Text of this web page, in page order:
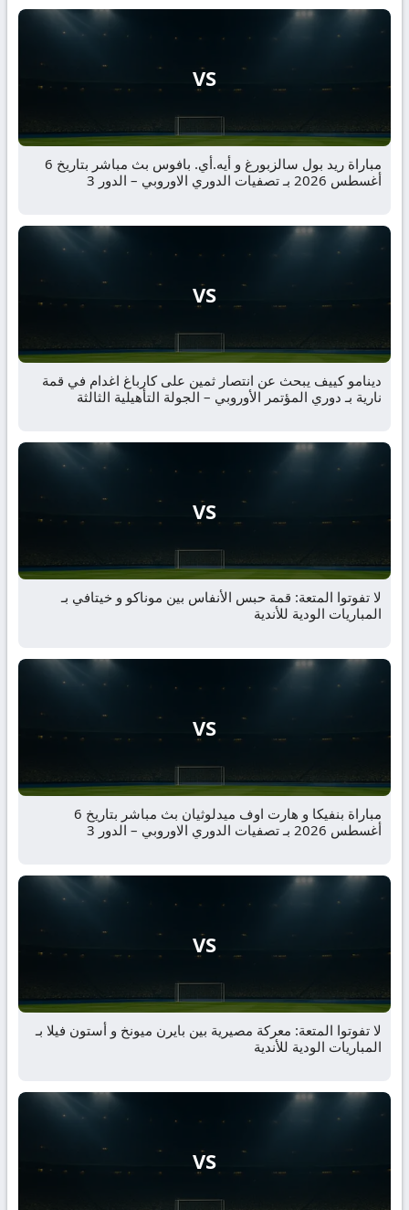
VS
مباراة ريد بول سالزبورغ و أيه.أي. بافوس بث مباشر بتاريخ 6
أغسطس 2026 بـ تصفيات الدوري الاوروبي – الدور 3
VS
دينامو كييف يبحث عن انتصار ثمين على كارباغ اغدام في قمة
نارية بـ دوري المؤتمر الأوروبي – الجولة التأهيلية الثالثة
VS
لا تفوتوا المتعة: قمة حبس الأنفاس بين موناكو و خيتافي بـ
المباريات الودية للأندية
VS
مباراة بنفيكا و هارت اوف ميدلوثيان بث مباشر بتاريخ 6
أغسطس 2026 بـ تصفيات الدوري الاوروبي – الدور 3
VS
لا تفوتوا المتعة: معركة مصيرية بين بايرن ميونخ و أستون فيلا بـ
المباريات الودية للأندية
VS